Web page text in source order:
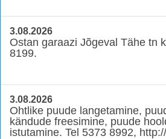
3.08.2026
Ostan garaazi Jõgeval Tähe tn
8199.
3.08.2026
Ohtlike puude langetamine,
kändude freesimine, puude
istutamine. Tel 5373 8992,